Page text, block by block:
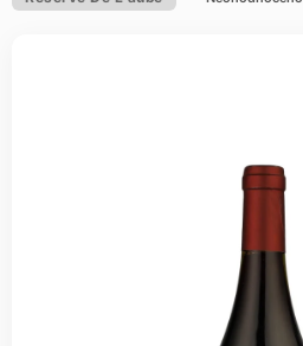
Průměrné
hvězdiček.